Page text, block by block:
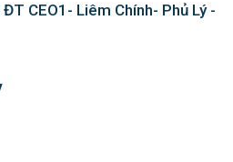
CEO1- Liêm Chính- Phủ Lý -